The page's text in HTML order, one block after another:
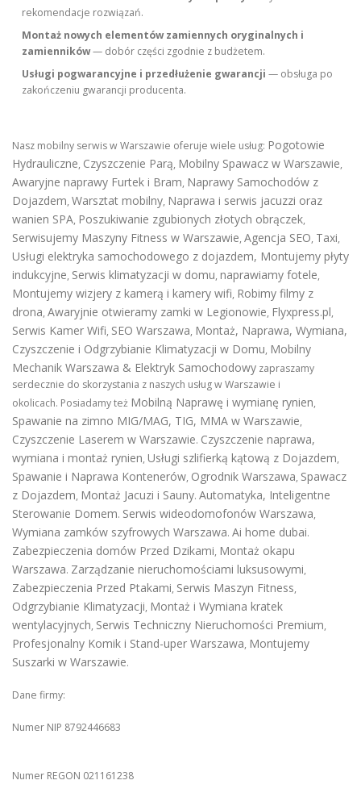
rekomendacje rozwiązań.
Montaż nowych elementów zamiennych oryginalnych i
zamienników— dobór części zgodnie z budżetem.
Usługi pogwarancyjne i przedłużenie gwarancji — obsługa po
zakończeniu gwarancji producenta.
Nasz mobilny serwis w Warszawie oferuje wiele usług: Pogotowie
Hydrauliczne, Czyszczenie Parą, Mobilny Spawacz w Warszawie,
Awaryjne naprawy Furtek i Bram, Naprawy Samochodów z
Dojazdem, Warsztat mobilny, Naprawa i serwis jacuzzi oraz
wanien SPA, Poszukiwanie zgubionych złotych obrączek,
Serwisujemy Maszyny Fitness w Warszawie, Agencja SEO, Taxi,
Usługi elektryka samochodowego z dojazdem, Montujemy płyty
indukcyjne, Serwis klimatyzacji w domu, naprawiamy fotele,
Montujemy wizjery z kamerą i kamery wifi, Robimy filmy z
drona, Awaryjnie otwieramy zamki w Legionowie, Flyxpress.pl,
Serwis Kamer Wifi, SEO Warszawa, Montaż, Naprawa, Wymiana,
Czyszczenie i Odgrzybianie Klimatyzacji w Domu, Mobilny
Mechanik Warszawa & Elektryk Samochodowy zapraszamy
serdecznie do skorzystania z naszych usług w Warszawie i
okolicach. Posiadamy też Mobilną Naprawę i wymianę rynien,
Spawanie na zimno MIG/MAG, TIG, MMA w Warszawie,
Czyszczenie Laserem w Warszawie. Czyszczenie naprawa,
wymiana i montaż rynien, Usługi szlifierką kątową z Dojazdem,
Spawanie i Naprawa Kontenerów, Ogrodnik Warszawa, Spawacz
z Dojazdem, Montaż Jacuzi i Sauny. Automatyka, Inteligentne
Sterowanie Domem. Serwis wideodomofonów Warszawa,
Wymiana zamków szyfrowych Warszawa. Ai home dubai.
Zabezpieczenia domów Przed Dzikami, Montaż okapu
Warszawa. Zarządzanie nieruchomościami luksusowymi,
Zabezpieczenia Przed Ptakami, Serwis Maszyn Fitness,
Odgrzybianie Klimatyzacji, Montaż i Wymiana kratek
wentylacyjnych, Serwis Techniczny Nieruchomości Premium,
Profesjonalny Komik i Stand-uper Warszawa, Montujemy
Suszarki w Warszawie.
Dane firmy:
Numer NIP 8792446683
Numer REGON 021161238